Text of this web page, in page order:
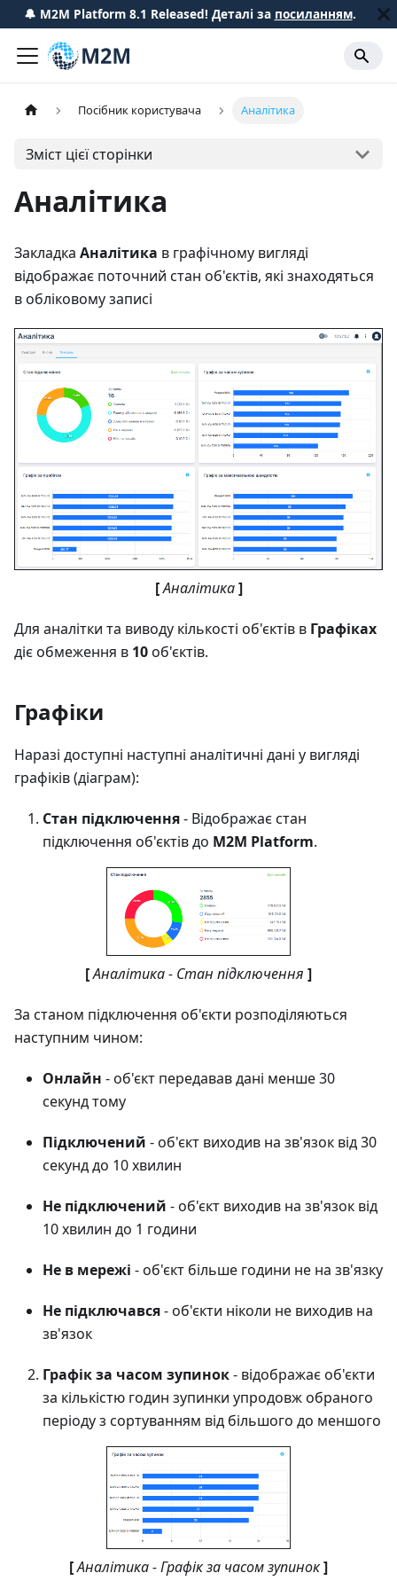
🔔 M2M Platform 8.1 Released! Деталі за посиланням.
Посібник користувача Аналітика
Зміст цієї сторінки
Аналітика
Закладка Аналітика в графічному вигляді
відображає поточний стан об'єктів, які знаходяться
в обліковому записі
[Аналітика ]
Для аналітки та виводу кількості об'єктів в Графіках
діє обмеження в 10об'єктів.
Графіки
Наразі доступні наступні аналітичні дані у вигляді
графіків (діаграм):
Стан підключення- Відображає стан
підключення об'єктів до M2M Platform.
[Аналітика - Стан підключення ]
За станом підключення об'єкти розподіляються
наступним чином:
Онлайн - об'єкт передавав дані менше 30
секунд тому
Підключений - об'єкт виходив на зв'язок від 30
секунд до 10 хвилин
Не підключений - об'єкт виходив на зв'язок від
10 хвилин до 1 години
Не в мережі - об'єкт більше години не на зв'язку
Не підключався- об'єкти ніколи не виходив на
зв'язок
Графік за часом зупинок- відображає об'єкти
за кількістю годин зупинки упродовж обраного
періоду з сортуванням від більшого до меншого
[Аналітика - Графік за часом зупинок]